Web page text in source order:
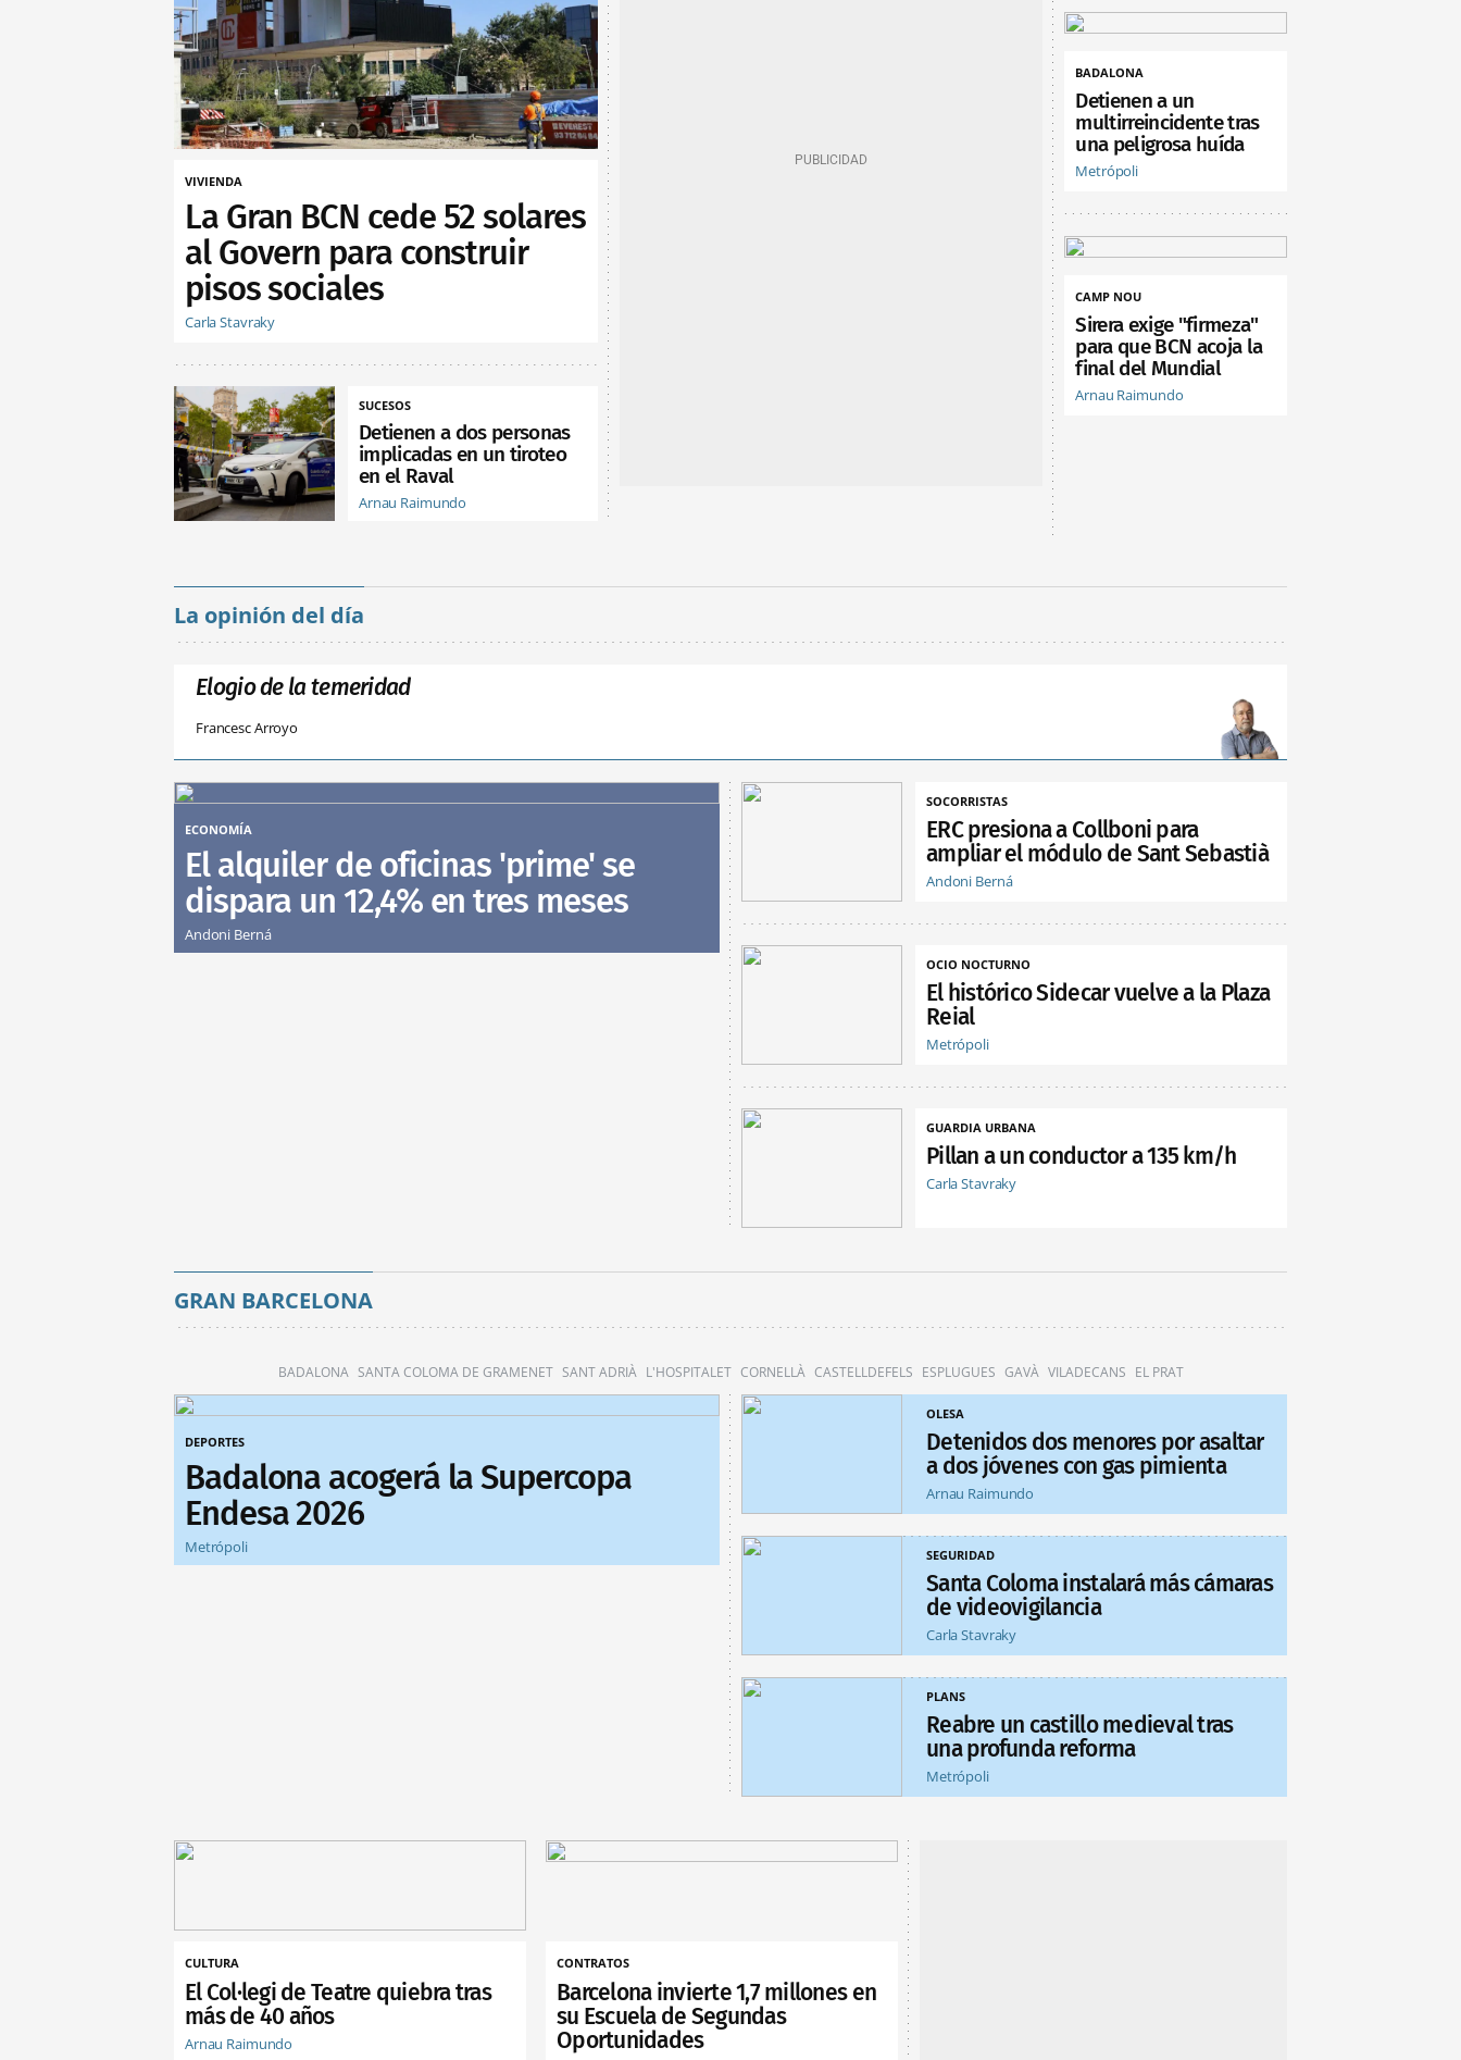
VIVIENDA
La Gran BCN cede 52 solares
al Govern para construir
pisos sociales
Carla Stavraky
SUCESOS
Detienen a dos personas
implicadas en un tiroteo
en el Raval
Arnau Raimundo
BADALONA
Detienen a un
multirreincidente tras
una peligrosa huída
Metrópoli
CAMP NOU
Sirera exige "firmeza"
para que BCN acoja la
final del Mundial
Arnau Raimundo
La opinión del día
Elogio de la temeridad
Francesc Arroyo
ECONOMÍA
El alquiler de oficinas 'prime' se
dispara un 12,4% en tres meses
Andoni Berná
SOCORRISTAS
ERC presiona a Collboni para
ampliar el módulo de Sant Sebastià
Andoni Berná
OCIO NOCTURNO
El histórico Sidecar vuelve a la Plaza
Reial
Metrópoli
GUARDIA URBANA
Pillan a un conductor a 135 km/h
Carla Stavraky
GRAN BARCELONA
BADALONA SANTA COLOMA DE GRAMENET SANT ADRIÀ L'HOSPITALET CORNELLÀ CASTELLDEFELS ESPLUGUES GAVÀ VILADECANS EL PRAT
DEPORTES
Badalona acogerá la Supercopa
Endesa 2026
Metrópoli
OLESA
Detenidos dos menores por asaltar
a dos jóvenes con gas pimienta
Arnau Raimundo
SEGURIDAD
Santa Coloma instalará más cámaras
de videovigilancia
Carla Stavraky
PLANS
Reabre un castillo medieval tras
una profunda reforma
Metrópoli
CULTURA
El Col·legi de Teatre quiebra tras
más de 40 años
Arnau Raimundo
CONTRATOS
Barcelona invierte 1,7 millones en
su Escuela de Segundas
Oportunidades